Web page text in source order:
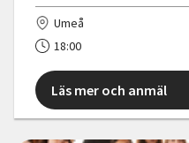
Umeå
18:00
Läs mer och anmäl